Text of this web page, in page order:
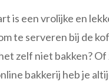
is een vrolijke en
te serveren bij de
zelf niet bakken?
bakkerij heb je